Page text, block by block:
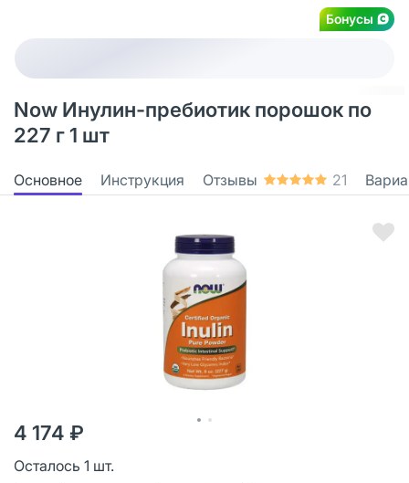
Бонусы
Now Инулин-пребиотик порошок по
227 г 1 шт
Основное Инструкция Отзывы 21
4 174 ₽
Осталось 1 шт.